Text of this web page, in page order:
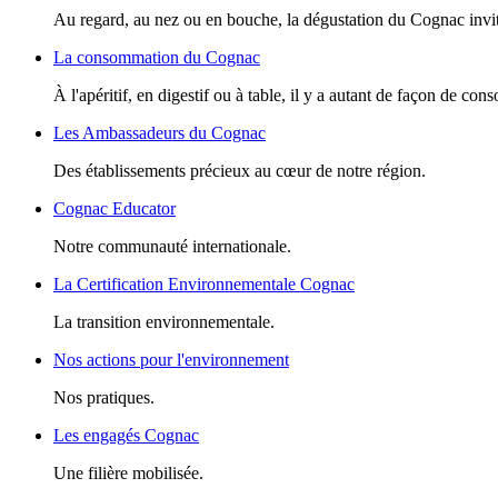
Au regard, au nez ou en bouche, la dégustation du Cognac
La consommation du Cognac
À l'apéritif, en digestif ou à table, il y a autant de façon de
Les Ambassadeurs du Cognac
Des établissements précieux au cœur de notre région.
Cognac Educator
Notre communauté internationale.
La Certification Environnementale Cognac
La transition environnementale.
Nos actions pour l'environnement
Nos pratiques.
Les engagés Cognac
Une filière mobilisée.